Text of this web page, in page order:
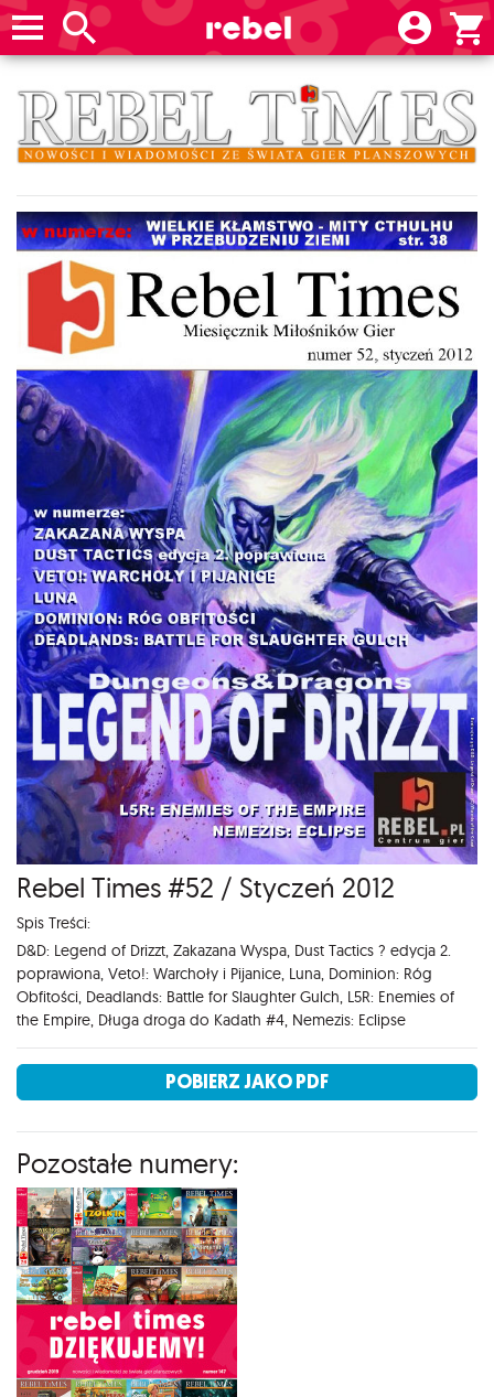
Rebel Times #52 / Styczeń 2012
Spis Treści:
D&D: Legend of Drizzt, Zakazana Wyspa, Dust Tactics ? edycja 2.
poprawiona, Veto!: Warchoły i Pijanice, Luna, Dominion: Róg
Obfitości, Deadlands: Battle for Slaughter Gulch, L5R: Enemies of
the Empire, Długa droga do Kadath #4, Nemezis: Eclipse
POBIERZ JAKO PDF
Pozostałe numery: